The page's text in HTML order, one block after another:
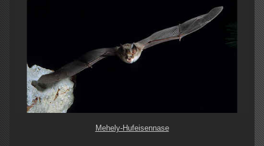
Mehely-Hufeisennase